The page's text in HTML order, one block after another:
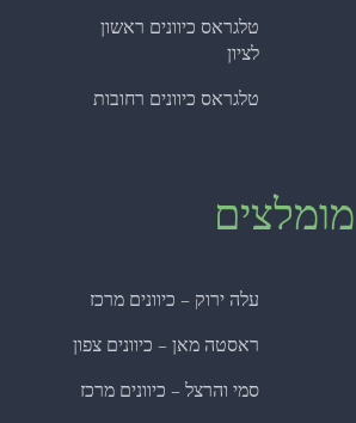
טלגראס כיוונים ראשון
לציון
טלגראס כיוונים רחובות
עלה ירוק – כיוונים מרכז
ראסטה מאן – כיוונים צפון
סמי והרצל – כיוונים מרכז